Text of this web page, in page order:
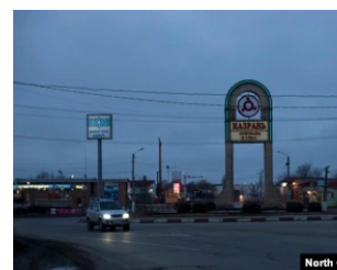
ПОДПИШИТЕСЬ НА РАССЫЛКУ